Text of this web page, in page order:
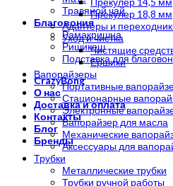
Травяной чай
Благовония
Рамакришна
Ришикеш
Подставка для
CrazyBong
О нас
Доставка и оплата
Контакты
Блог
Бренды
Прекулер 18,8 мм
Адаптеры и
Уход и чистка
Чистящие
Ершики
Вапорайзеры
Портативные
Стационарные
Электронные
Вапорайзер для масла
Механические
Аксессуары для
Трубки
Металлические трубки
Трубки ручной работы